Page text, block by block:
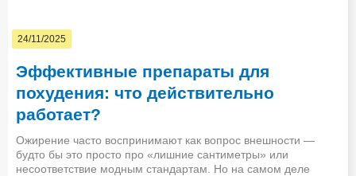
24/11/2025
Эффективные препараты для
похудения: что действительно
работает?
Ожирение часто воспринимают как вопрос внешности —
будто бы это просто про «лишние сантиметры» или
несоответствие модным стандартам. Но на самом деле